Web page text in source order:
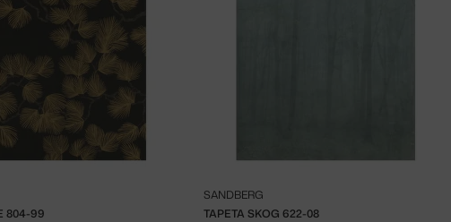
804-99 TAPETA SKOG 622-08
SANDBERG